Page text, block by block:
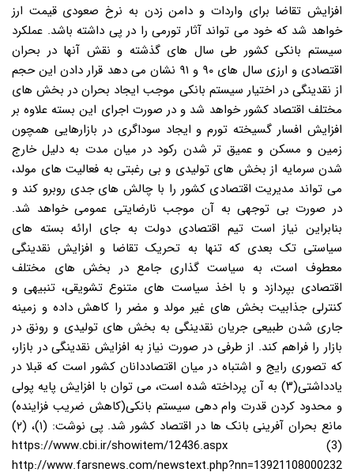
افزایش تقاضا برای واردات و دامن زدن به نرخ صعودی قیمت ارز
خواهد شد که خود می تواند آثار تورمی را در پی داشته باشد. عملکرد
سیستم بانکی کشور طی سال های گذشته و نقش آنها در بحران
اقتصادی و ارزی سال های ۹۰ و ۹۱ نشان می دهد قرار دادن این حجم
از نقدینگی در اختیار سیستم بانکی موجب ایجاد بحران در بخش های
مختلف اقتصاد کشور خواهد شد و در صورت اجرای این بسته علاوه بر
افزایش افسار گسیخته تورم و ایجاد سوداگری در بازارهایی همچون
زمین و مسکن و عمیق تر شدن رکود در میان مدت به دلیل خارج
شدن سرمایه از بخش های تولیدی و بی رغبتی به فعالیت های مولد،
می تواند مدیریت اقتصادی کشور را با چالش های جدی روبرو کند و
در صورت بی توجهی به آن موجب نارضایتی عمومی خواهد شد.
بنابراین نیاز است تیم اقتصادی دولت به جای ارائه بسته های
سیاستی تک بعدی که تنها به تحریک تقاضا و افزایش نقدینگی
معطوف است، به سیاست گذاری جامع در بخش های مختلف
اقتصادی بپردازد و با اخذ سیاست های متنوع تشویقی، تنبیهی و
کنترلی جذابیت بخش های غیر مولد و مضر را کاهش داده و زمینه
جاری شدن طبیعی جریان نقدینگی به بخش های تولیدی و رونق در
بازار را فراهم کند. از طرفی در صورت نیاز به افزایش نقدینگی در بازار،
که تصوری رایج و اشتباه در میان اقتصاددانان کشور است که قبلا در
یادداشتی(۳) به آن پرداخته شده است، می توان با افزایش پایه پولی
و محدود کردن قدرت وام دهی سیستم بانکی(کاهش ضریب فزاینده)
مانع بحران آفرینی بانک ها در اقتصاد کشور شد. پی نوشت: (۱)، (۲)
https://www.cbi.ir/showitem/12436.aspx (3)
http://www.farsnews.com/newstext.php?nn=13921108000232